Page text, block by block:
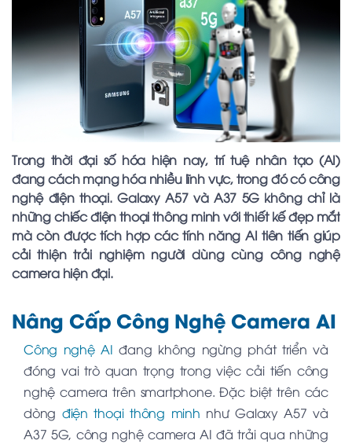
Trong thời đại số hóa hiện nay, trí tuệ nhân tạo (AI)
đang cách mạng hóa nhiều lĩnh vực, trong đó có công
nghệ điện thoại. Galaxy A57 và A37 5G không chỉ là
những chiếc điện thoại thông minh với thiết kế đẹp mắt
mà còn được tích hợp các tính năng AI tiên tiến giúp
cải thiện trải nghiệm người dùng cùng công nghệ
camera hiện đại.
Nâng Cấp Công Nghệ Camera AI
Công nghệ AI đang không ngừng phát triển và
đóng vai trò quan trọng trong việc cải tiến công
nghệ camera trên smartphone. Đặc biệt trên các
dòng điện thoại thông minh như Galaxy A57 và
A37 5G, công nghệ camera AI đã trải qua những